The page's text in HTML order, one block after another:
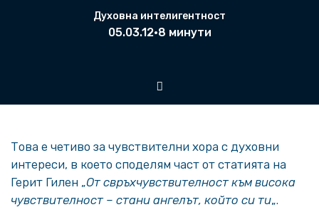
Духовна интелигентност
05.03.12•8 минути
Това е четиво за чувствителни хора с духовни
интереси, в което споделям част от статията на
Герит Гилен „От свръхчувствителност към висока
чувствителност – стани ангелът, който си ти„.